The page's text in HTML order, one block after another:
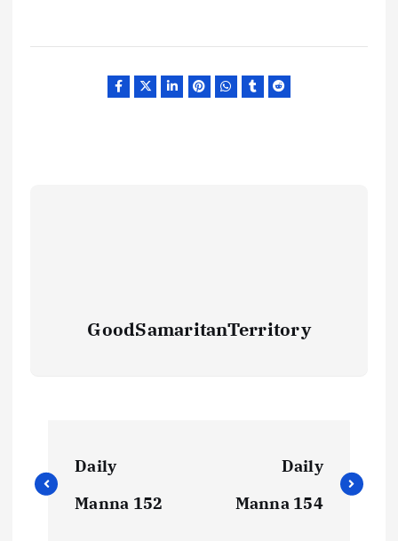
GoodSamaritanTerritory
Daily
Manna 152
Daily
Manna 154